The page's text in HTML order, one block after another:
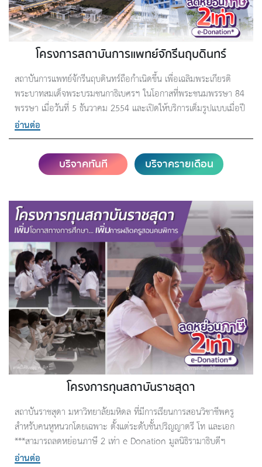
โครงการสถาบันการแพทย์จักรีนฤบดินทร์
สถาบันการแพทย์จักรีนฤบดินทร์ถือกำเนิดขึ้น เพื่อเฉลิมพระเกียรติ
พระบาทสมเด็จพระบรมชนกาธิเบศรฯ ในโอกาสที่พระชนมพรรษา 84
พรรษา เมื่อวันที่ 5 ธันวาคม 2554 และเปิดให้บริการเต็มรูปแบบเมื่อปี
2560 บนพื้นที่กว่า 319 ไร่ ณ อำเภอบางพลี จังหวัดสมุทรปราการ
สถาบันแห่งนี้เป็นทั้งโรงเรียนแพทย์ โรงพยาบาล และแหล่งวิจัยทางการ
อ่านต่อ
บริจาคทันที บริจาครายเดือน
โครงการทุนสถาบันราชสุดา
สถาบันราชสุดา มหาวิทยาลัยมหิดล ที่มีการเรียนการสอนวิชาชีพครู
สำหรับคนหูหนวกโดยเฉพาะ ตั้งแต่ระดับชั้นปริญญาตรี โท และเอก
***สามารถลดหย่อนภาษี 2 เท่า e-Donation มูลนิธิรามาธิบดีฯ
บริการส่งข้อมูลให้กรมสรรพากร
อ่านต่อ